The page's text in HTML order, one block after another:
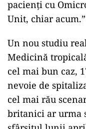
pacienți cu
Unit, chiar acum.”
Un nou studiu
Medicină
cel mai bun caz,
nevoie de
cel mai rău
britanici ar urma